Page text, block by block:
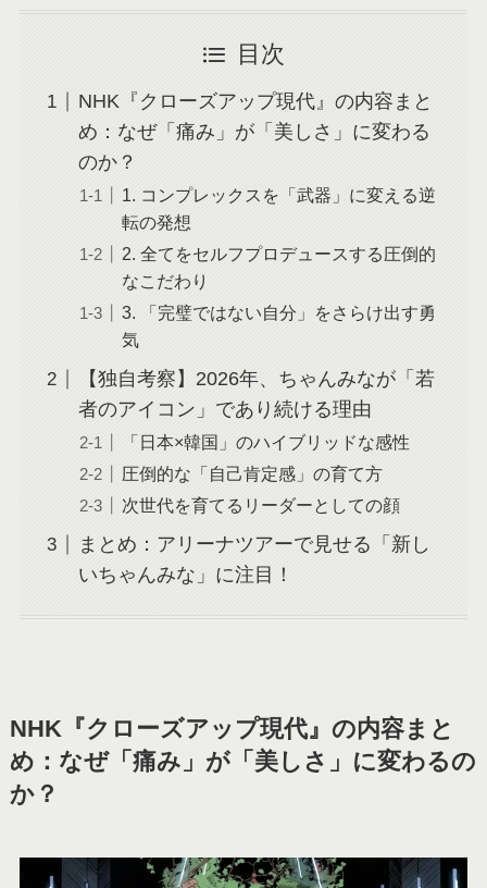
目次
NHK『クローズアップ現代』の内容まと
め：なぜ「痛み」が「美しさ」に変わる
のか？
1. コンプレックスを「武器」に変える逆
転の発想
2. 全てをセルフプロデュースする圧倒的
なこだわり
3. 「完璧ではない自分」をさらけ出す勇
気
【独自考察】2026年、ちゃんみなが「若
者のアイコン」であり続ける理由
「日本×韓国」のハイブリッドな感性
圧倒的な「自己肯定感」の育て方
次世代を育てるリーダーとしての顔
まとめ：アリーナツアーで見せる「新し
いちゃんみな」に注目！
NHK『クローズアップ現代』の内容まと
め：なぜ「痛み」が「美しさ」に変わるの
か？